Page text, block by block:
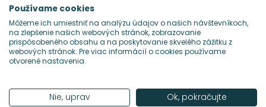
Habitus rastlinyvzpriamený
Hustota výsadby
Nároky na slnko
Používame cookies
Môžeme ich umiestniť na analýzu údajov o našich návštevníkoch,
na zlepšenie našich webových stránok, zobrazovanie
prispôsobeného obsahu a na poskytovanie skvelého zážitku z
webových stránok. Pre viac informácií o cookies používame
otvorené nastavenia.
Nie, uprav Ok, pokračujte